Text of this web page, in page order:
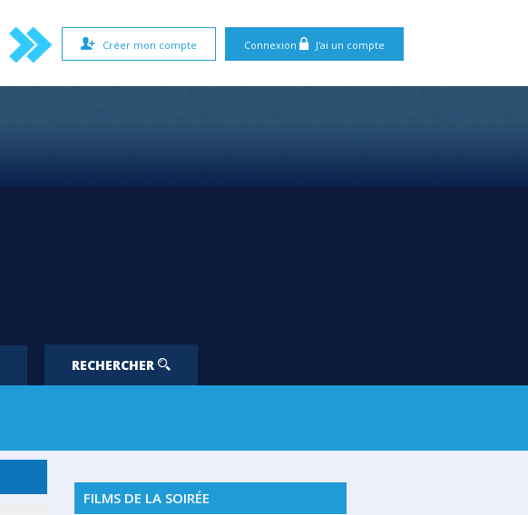
Connexion J'ai un compte
Créer mon compte
RECHERCHER
FILMS DE LA SOIRÉE